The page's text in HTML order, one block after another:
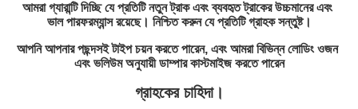
আমরা গ্যারান্টি দিচ্ছি যে প্রতিটি নতুন ট্রাক এবং ব্যবহৃত ট্রাকের উচ্চমানের এবং
ভাল পারফরম্যান্স রয়েছে। নিশ্চিত করুন যে প্রতিটি গ্রাহক সন্তুষ্ট।
আপনি আপনার পছন্দসই টাইপ চয়ন করতে পারেন, এবং আমরা বিভিন্ন লোডিং ওজন
এবং ভলিউম অনুযায়ী ডাম্পার কাস্টমাইজ করতে পারেন
গ্রাহকের চাহিদা।